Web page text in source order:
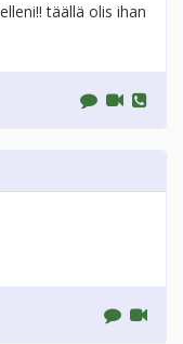
täällä olis ihan